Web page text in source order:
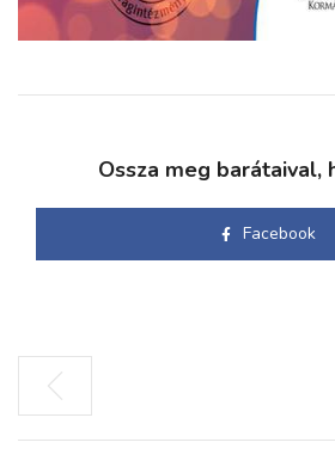
Ossza meg barátaival,
Facebook